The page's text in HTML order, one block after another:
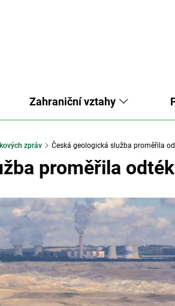
Zahraniční vztahy
zpráv Česká geologická služba proměřila
proměřila